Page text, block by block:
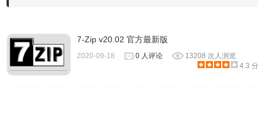
7-Zip v20.02 官方最新版
2020-09-18 0 人评论
13208 次人浏览
4.3 分